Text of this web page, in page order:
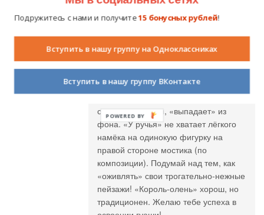
понравилась зарисовка «Вечер»:
интуитивно подобранные сочетания
цветов создают неповторимое
ощущение завершающегося дня.
Заметно, что ты – девочка,
чувствующая мир вокруг себя.
Хорошо выполнено оформление в
работе «Рассвет». А вот конь не
сочетается с ним, «выпадает» из
фона. «У ручья» не хватает лёгкого
намёка на одинокую фигурку на
правой стороне мостика (по
композиции). Подумай над тем, как
«оживлять» свои трогательно-нежные
пейзажи! «Король-олень» хорош, но
традиционен. Желаю тебе успеха в
Подружитесь с нами и получите15 бонусных рублей!
Вступить в нашу группу на Одноклассниках
Вступить в нашу группу ВКонтакте
POWERED BY